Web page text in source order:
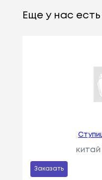
Еще у нас
китай
Заказать